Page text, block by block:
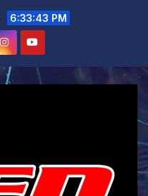
6:33:45 PM